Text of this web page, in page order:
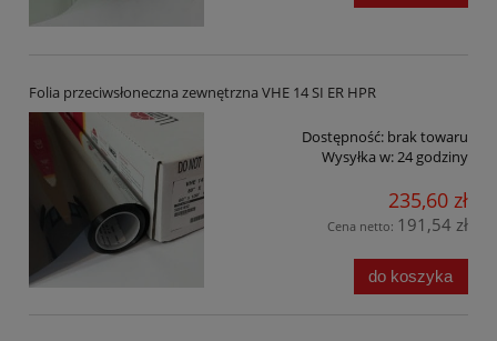
Folia przeciwsłoneczna zewnętrzna VHE 14 SI ER HPR
Dostępność: brak towaru
Wysyłka w: 24 godziny
235,60 zł
Cena netto: 191,54 zł
do koszyka